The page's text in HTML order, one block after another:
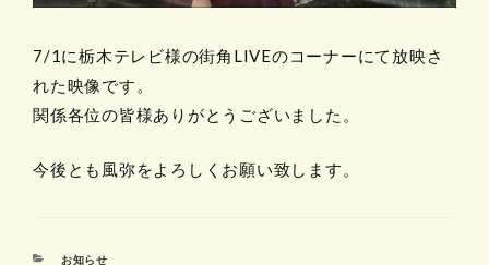
7/1に栃木テレビ様の街角LIVEのコーナーにて放映さ
れた映像です。
関係各位の皆様ありがとうございました。
今後とも風弥をよろしくお願い致します。
カ
お知らせ